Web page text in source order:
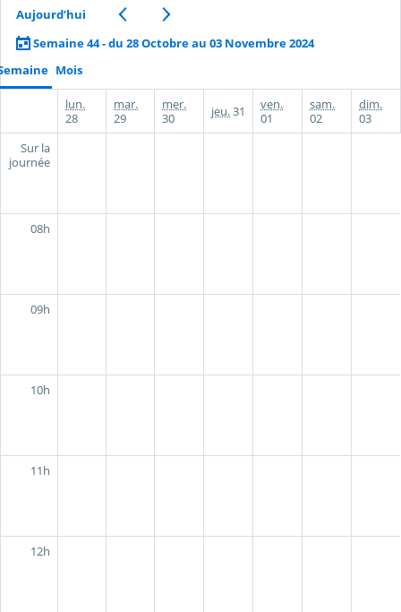
Aujourd’hui
Semaine 44 - du 28 Octobre au 03 Novembre 2024
Mois
lun.
28
mar.
29
mer.
30
jeu.31
ven.
01
sam.
02
dim.
03
Sur la
journée
08h
09h
10h
11h
12h